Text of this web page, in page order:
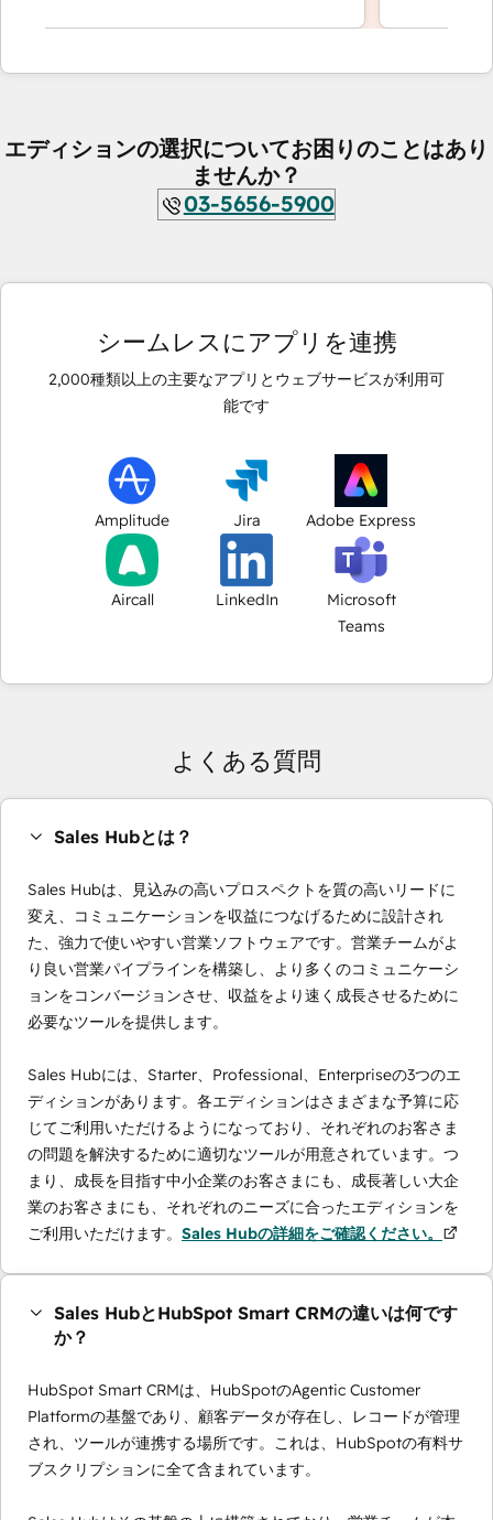
エディションの選択についてお困りのことはあり
ませんか？
03-5656-5900
シームレスにアプリを連携
2,000種類以上の主要なアプリとウェブサービスが利用可
能です
Amplitude Jira Adobe Express
Aircall LinkedIn
Microsoft
Teams
よくある質問
Sales Hubとは？
Sales Hubは、見込みの高いプロスペクトを質の高いリードに
変え、コミュニケーションを収益につなげるために設計され
た、強力で使いやすい営業ソフトウェアです。営業チームがよ
り良い営業パイプラインを構築し、より多くのコミュニケーシ
ョンをコンバージョンさせ、収益をより速く成長させるために
必要なツールを提供します。
Sales Hubには、Starter、Professional、Enterpriseの3つのエ
ディションがあります。各エディションはさまざまな予算に応
じてご利用いただけるようになっており、それぞれのお客さま
の問題を解決するために適切なツールが用意されています。つ
まり、成長を目指す中小企業のお客さまにも、成長著しい大企
業のお客さまにも、それぞれのニーズに合ったエディションを
ご利用いただけます。 Sales Hubの詳細をご確認ください。
Sales HubとHubSpot Smart CRMの違いは何です
か？
HubSpot Smart CRMは、HubSpotのAgentic Customer
Platformの基盤であり、顧客データが存在し、レコードが管理
され、ツールが連携する場所です。これは、HubSpotの有料サ
ブスクリプションに全て含まれています。